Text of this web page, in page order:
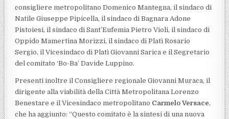
consigliere metropolitano Domenico Mantegna, il sindaco di
Natile Giuseppe Pipicella, il sindaco di Bagnara Adone
Pistoiesi, il sindaco di Sant’Eufemia Pietro Violi, il sindaco di
Oppido Mamertina Morizzi, il sindaco di Platì Rosario
Sergio, il Vicesindaco di Platì Giovanni Sarica e il Segretario
del comitato ‘Bo-Ba’ Davide Luppino.
Presenti inoltre il Consigliere regionale Giovanni Muraca, il
dirigente alla viabilità della Città Metropolitana Lorenzo
Benestare e il Vicesindaco metropolitano Carmelo Versace,
che ha aggiunto: “Questo comitato è la sintesi di una nuova